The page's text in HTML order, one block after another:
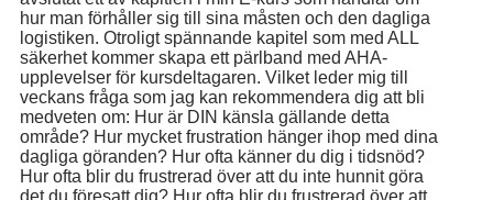
hur man förhåller sig till sina måsten och den dagliga
logistiken. Otroligt spännande kapitel som med ALL
säkerhet kommer skapa ett pärlband med AHA-
upplevelser för kursdeltagaren. Vilket leder mig till
veckans fråga som jag kan rekommendera dig att bli
medveten om: Hur är DIN känsla gällande detta
område? Hur mycket frustration hänger ihop med dina
dagliga göranden? Hur ofta känner du dig i tidsnöd?
Hur ofta blir du frustrerad över att du inte hunnit göra
det du föresatt dig? Hur ofta blir du frustrerad över att